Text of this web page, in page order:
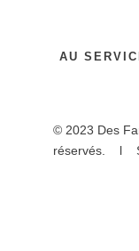
AU
© 2023 Des
réservés. l